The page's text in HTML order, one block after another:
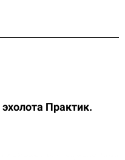
эхолота Практик.